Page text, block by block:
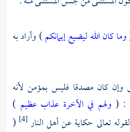
وما كان الله ليضيع إيمانكم) وأراد به
وإن كان مصدقا فليس بمؤمن لأنه
: ( ولهم في الآخرة عذاب عظيم )
تعالى حكاية عن أهل النار [4]
(